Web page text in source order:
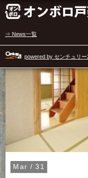
⇒ News一覧
powered by センチュリ
Mar / 31